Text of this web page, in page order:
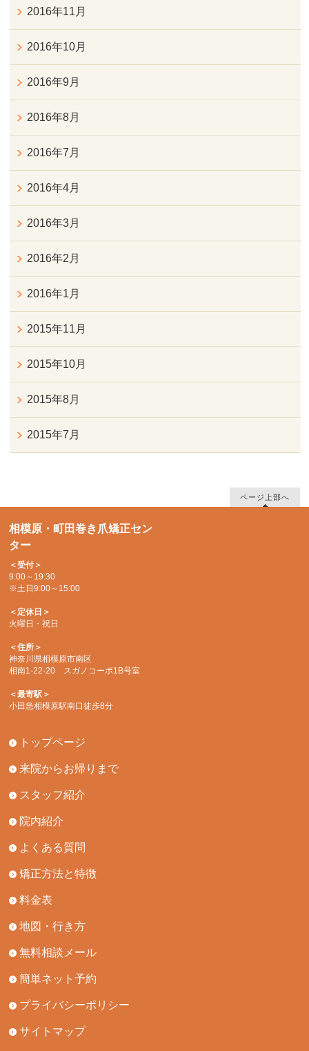
2016年11月
2016年10月
2016年9月
2016年8月
2016年7月
2016年4月
2016年3月
2016年2月
2016年1月
2015年11月
2015年10月
2015年8月
2015年7月
ページ上部へ
相模原・町田巻き爪矯正セン
ター
＜受付＞
9:00～19:30
※土日9:00～15:00
＜定休日＞
火曜日・祝日
＜住所＞
神奈川県相模原市南区
相南1-22-20 スガノコーポ1B号室
＜最寄駅＞
小田急相模原駅南口徒歩8分
トップページ
来院からお帰りまで
スタッフ紹介
院内紹介
よくある質問
矯正方法と特徴
料金表
地図・行き方
無料相談メール
簡単ネット予約
プライバシーポリシー
サイトマップ